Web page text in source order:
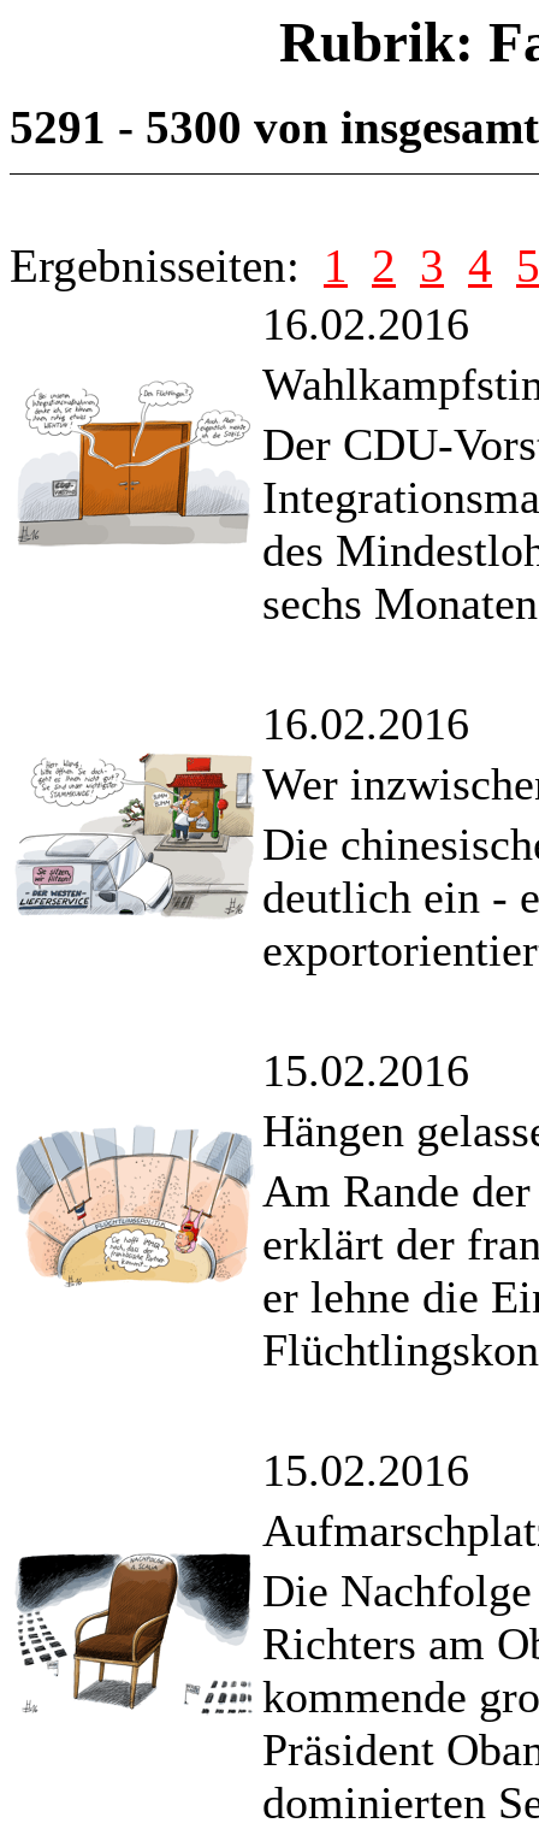
Rubrik:
5291 - 5300 von
Ergebnisseiten: 1 2 3 4 5
16.02.2016
Der CDU-
des
sechs
16.02.2016
Wer
Die
deutlich ein -
15.02.2016
Hängen
Am Rande
erklärt der
er lehne die
15.02.2016
Die Nachfolge
Richters am
kommende
Präsident
dominierten